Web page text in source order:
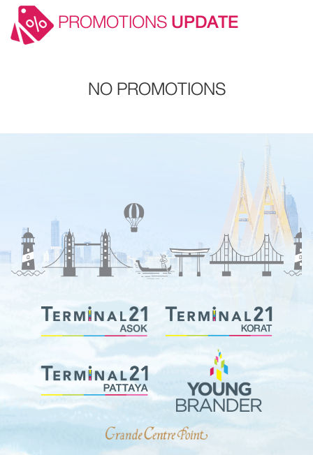
PROMOTIONSUPDATE
NO PROMOTIONS